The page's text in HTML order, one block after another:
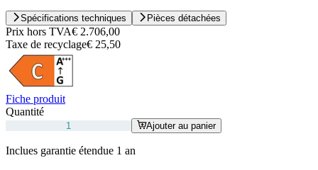
Spécifications techniques Pièces détachées
Prix hors TVA€ 2.706,00
Taxe de recyclage€ 25,50
Fiche produit
Quantité
Ajouter au panier
Inclues garantie étendue 1 an